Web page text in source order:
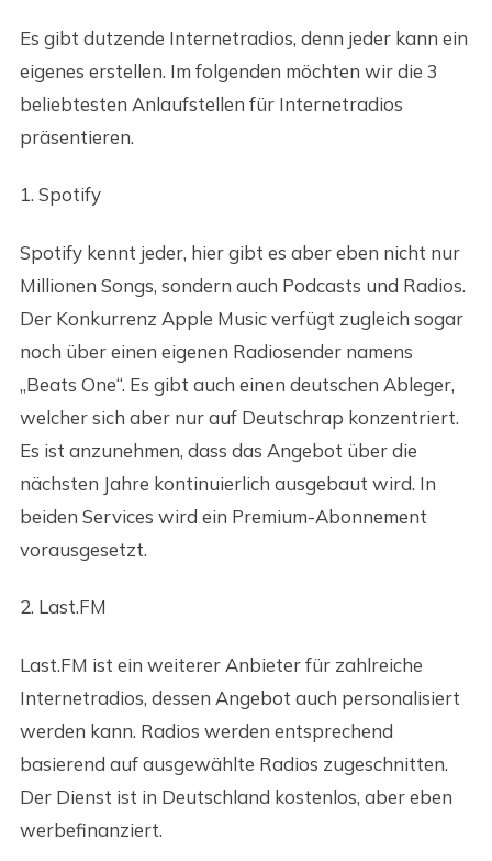
Es gibt dutzende Internetradios, denn jeder kann ein
eigenes erstellen. Im folgenden möchten wir die 3
beliebtesten Anlaufstellen für Internetradios
präsentieren.
1. Spotify
Spotify kennt jeder, hier gibt es aber eben nicht nur
Millionen Songs, sondern auch Podcasts und Radios.
Der Konkurrenz Apple Music verfügt zugleich sogar
noch über einen eigenen Radiosender namens
„Beats One“. Es gibt auch einen deutschen Ableger,
welcher sich aber nur auf Deutschrap konzentriert.
Es ist anzunehmen, dass das Angebot über die
nächsten Jahre kontinuierlich ausgebaut wird. In
beiden Services wird ein Premium-Abonnement
vorausgesetzt.
2. Last.FM
Last.FM ist ein weiterer Anbieter für zahlreiche
Internetradios, dessen Angebot auch personalisiert
werden kann. Radios werden entsprechend
basierend auf ausgewählte Radios zugeschnitten.
Der Dienst ist in Deutschland kostenlos, aber eben
werbefinanziert.